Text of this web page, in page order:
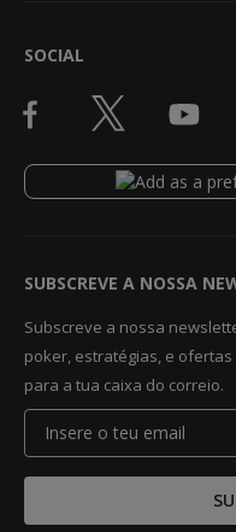
SOCIAL
SUBSCREVE A NOSSA
Subscreve a nossa
poker, estratégias, e
para a tua caixa do correio.